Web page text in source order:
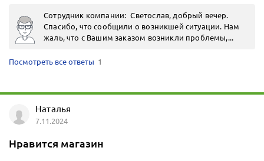
Сотрудник компании: Светослав, добрый вечер.
Спасибо, что сообщили о возникшей ситуации. Нам
жаль, что с Вашим заказом возникли проблемы,...
Посмотреть все ответы 1
Наталья
7.11.2024
Нравится магазин